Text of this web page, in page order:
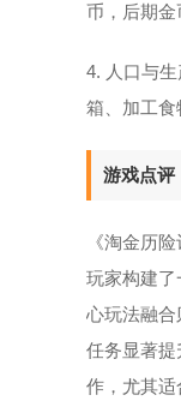
币，后期金
4. 人口与
箱、加工食
游戏点评
《淘金历
玩家构建
心玩法融
任务显著
作，尤其适